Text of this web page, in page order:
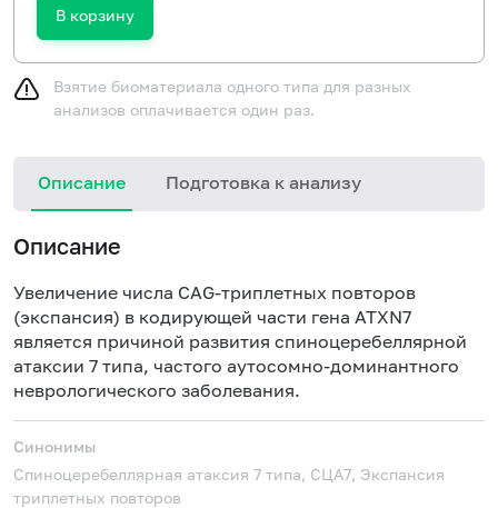
В корзину
Взятие биоматериала одного типа для разных
анализов оплачивается один раз.
Описание Подготовка к анализу
Описание
Увеличение числа CAG-триплетных повторов
(экспансия) в кодирующей части гена ATXN7
является причиной развития спиноцеребеллярной
атаксии 7 типа, частого аутосомно-доминантного
неврологического заболевания.
Синонимы
Спиноцеребеллярная атаксия 7 типа, СЦА7, Экспансия
триплетных повторов